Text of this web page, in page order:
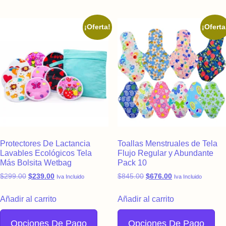
¡Oferta!
Protectores De Lactancia
Lavables Ecológicos Tela
Más Bolsita Wetbag
$299.00 Original price was: $299.00.
$239.00Current price is: $239.00.
Iva Incluido
Añadir al carrito
Opciones De Pago
Toallas Menstruales de Tela
Flujo Regular y Abundante
Pack 10
$845.00 Original price was:
$676.00Current price is:
Iva Incluido
Añadir al carrito
Opciones De Pago